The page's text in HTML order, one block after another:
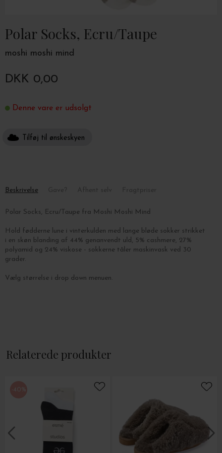
Polar Socks, Ecru/Taupe
moshi moshi mind
DKK 0,00
Denne vare er udsolgt
Tilføj til ønskeskyen
Beskrivelse
Polar Socks, Ecru/Taupe fra Moshi Moshi Mind
Hold fødderne lune i vinterkulden med lange bløde sokker strikket
i en skøn blanding af 44% genanvendt uld, 5% cashmere, 27%
polyamid og 24% viskose - sokkerne tåler maskinvask ved 30
grader.
Vælg størrelse i drop down menuen.
Relaterede produkter
-40%